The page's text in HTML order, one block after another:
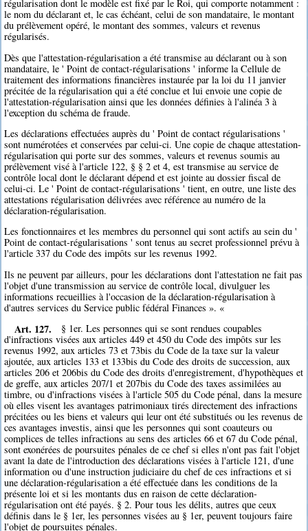
régularisation dont le modèle est fixé par le Roi, qui comporte notamment :
le nom du déclarant et, le cas échéant, celui de son mandataire, le montant
du prélèvement opéré, le montant des sommes, valeurs et revenus
régularisés.
Dès que l'attestation-régularisation a été transmise au déclarant ou à son
mandataire, le ' Point de contact-régularisations ' informe la Cellule de
traitement des informations financières instaurée par la loi du 11 janvier
précitée de la régularisation qui a été conclue et lui envoie une copie de
l'attestation-régularisation ainsi que les données définies à l'alinéa 3 à
l'exception du schéma de fraude.
Les déclarations effectuées auprès du ' Point de contact régularisations '
sont numérotées et conservées par celui-ci. Une copie de chaque attestation-
régularisation qui porte sur des sommes, valeurs et revenus soumis au
prélèvement visé à l'article 122, § § 2 et 4, est transmise au service de
contrôle local dont le déclarant dépend et est jointe au dossier fiscal de
celui-ci. Le ' Point de contact-régularisations ' tient, en outre, une liste des
attestations régularisation délivrées avec référence au numéro de la
déclaration-régularisation.
Les fonctionnaires et les membres du personnel qui sont actifs au sein du '
Point de contact-régularisations ' sont tenus au secret professionnel prévu à
l'article 337 du Code des impôts sur les revenus 1992.
Ils ne peuvent par ailleurs, pour les déclarations dont l'attestation ne fait pas
l'objet d'une transmission au service de contrôle local, divulguer les
informations recueillies à l'occasion de la déclaration-régularisation à
d'autres services du Service public fédéral Finances ». «
Art. 127.
§ 1er. Les personnes qui se sont rendues coupables
d'infractions visées aux articles 449 et 450 du Code des impôts sur les
revenus 1992, aux articles 73 et 73bis du Code de la taxe sur la valeur
ajoutée, aux articles 133 et 133bis du Code des droits de succession, aux
articles 206 et 206bis du Code des droits d'enregistrement, d'hypothèques et
de greffe, aux articles 207/1 et 207bis du Code des taxes assimilées au
timbre, ou d'infractions visées à l'article 505 du Code pénal, dans la mesure
où elles visent les avantages patrimoniaux tirés directement des infractions
précitées ou les biens et valeurs qui leur ont été substitués ou les revenus de
ces avantages investis, ainsi que les personnes qui sont coauteurs ou
complices de telles infractions au sens des articles 66 et 67 du Code pénal,
sont exonérées de poursuites pénales de ce chef si elles n'ont pas fait l'objet
avant la date de l'introduction des déclarations visées à l'article 121, d'une
information ou d'une instruction judiciaire du chef de ces infractions et si
une déclaration-régularisation a été effectuée dans les conditions de la
présente loi et si les montants dus en raison de cette déclaration-
régularisation ont été payés. § 2. Pour tous les délits, autres que ceux
définis dans le § 1er, les personnes visées au § 1er, peuvent toujours faire
l'objet de poursuites pénales.